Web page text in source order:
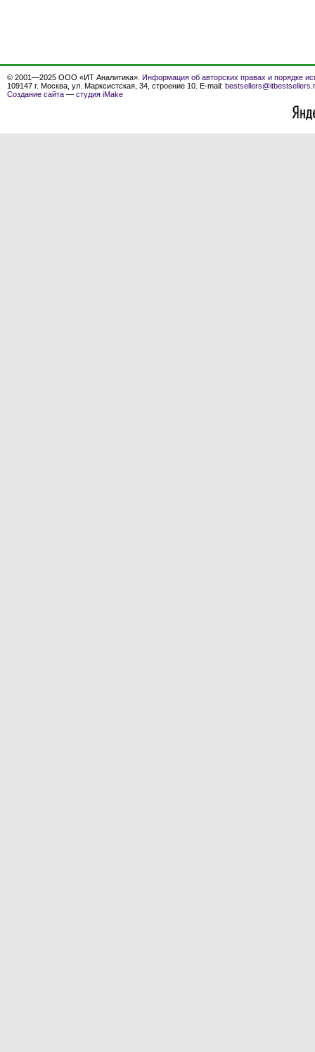
© 2001—2025 ООО «ИТ Аналитика». Информация об авторских правах и порядке
109147 г. Москва, ул. Марксистская, 34, строение 10. E-mail:
Создание сайта — студия iMake